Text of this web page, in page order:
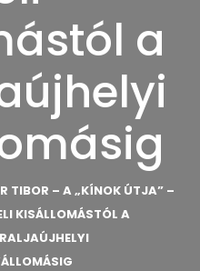
a
TIBOR – A „KÍNOK ÚTJA” –
KISÁLLOMÁSTÓL A